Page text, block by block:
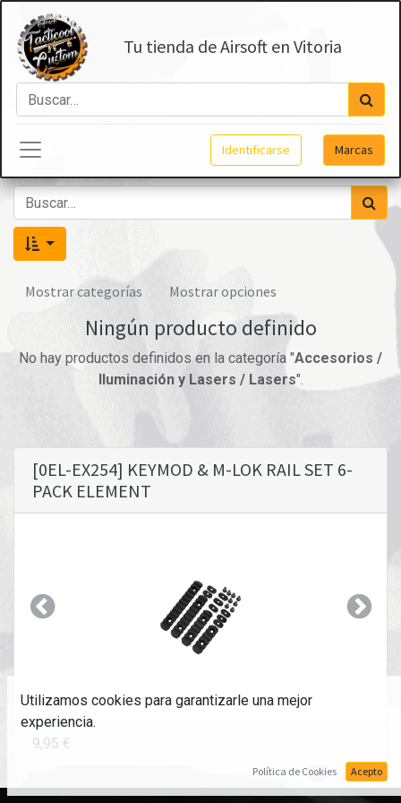
Tu tienda de Airsoft en Vitoria
Identificarse Marcas
Mostrar categorías Mostrar opciones
Ningún producto definido
No hay productos definidos en la categoría "Accesorios /
Iluminación y Lasers / Lasers".
[0EL-EX254] KEYMOD & M-LOK RAIL SET 6-
PACK ELEMENT
9,95 €
Anterior
Utilizamos cookies para garantizarle una mejor
experiencia.
Política de Cookies Acepto